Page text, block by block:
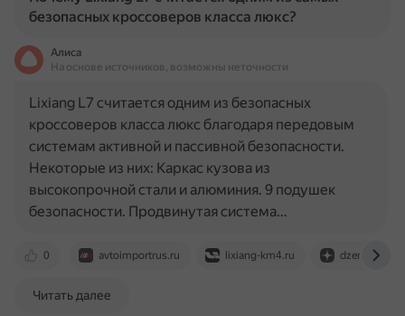
безопасных кроссоверов класса люкс?
Алиса
На основе источников, возможны неточности
0 avtoimportrus.ru lixiang-km4.ru dzen.ru
Lixiang L7 считается одним из безопасных
кроссоверов класса люкс благодаря передовым
системам активной и пассивной безопасности.
Некоторые из них: Каркас кузова из
высокопрочной стали и алюминия. 9 подушек
безопасности. Продвинутая система…
Читать далее